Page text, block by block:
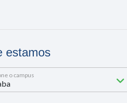
estamos
o campus